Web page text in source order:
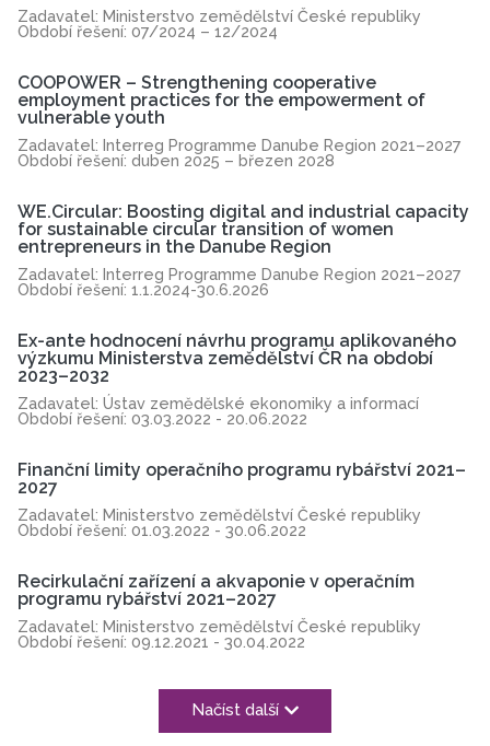
Zadavatel: Ministerstvo zemědělství České republiky
Období řešení: 07/2024 – 12/2024
COOPOWER – Strengthening cooperative
employment practices for the empowerment of
vulnerable youth
Zadavatel: Interreg Programme Danube Region 2021–2027
Období řešení: duben 2025 – březen 2028
WE.Circular: Boosting digital and industrial capacity
for sustainable circular transition of women
entrepreneurs in the Danube Region
Zadavatel: Interreg Programme Danube Region 2021–2027
Období řešení: 1.1.2024-30.6.2026
Ex-ante hodnocení návrhu programu aplikovaného
výzkumu Ministerstva zemědělství ČR na období
2023–2032
Zadavatel: Ústav zemědělské ekonomiky a informací
Období řešení: 03.03.2022 - 20.06.2022
Finanční limity operačního programu rybářství 2021–
2027
Zadavatel: Ministerstvo zemědělství České republiky
Období řešení: 01.03.2022 - 30.06.2022
Recirkulační zařízení a akvaponie v operačním
programu rybářství 2021–2027
Zadavatel: Ministerstvo zemědělství České republiky
Období řešení: 09.12.2021 - 30.04.2022
Načíst další